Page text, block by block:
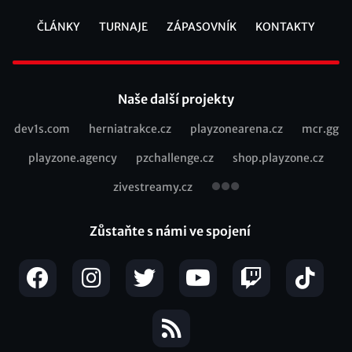
ČLÁNKY TURNAJE ZÁPASOVNÍK KONTAKTY
Naše další projekty
Recommended
dev1s.com herniatrakce.cz playzonearena.cz mcr.gg
playzone.agency pzchallenge.cz shop.playzone.cz
zivestreamy.cz
Zůstaňte s námi ve spojení